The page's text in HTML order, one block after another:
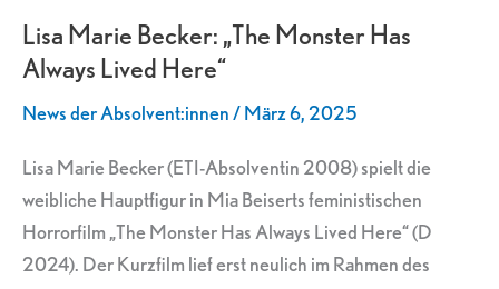
Lisa Marie Becker: „The Monster Has
Always Lived Here“
News der Absolvent:innen/März 6, 2025
Lisa Marie Becker (ETI-Absolventin 2008) spielt die
weibliche Hauptfigur in Mia Beiserts feministischen
Horrorfilm „The Monster Has Always Lived Here“ (D
2024). Der Kurzfilm lief erst neulich im Rahmen des
„The
Monster
Has
Lived
Here“